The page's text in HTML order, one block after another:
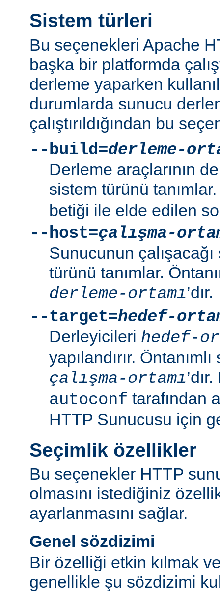
Sistem türleri
Bu seçenekleri Apache
başka bir platformda
derleme yaparken
durumlarda sunucu
çalıştırıldığından bu
--build=derleme-
Derleme araçlarının
sistem türünü
betiği ile elde edilen
--host=çalışma-
Sunucunun
türünü tanımlar.
derleme-ortamı’dır.
--target=hedef-
Derleyicileri hedef-
yapılandırır.
çalışma-ortamı
autoconf tarafından
HTTP Sunucusu için
Seçimlik özellikler
Bu seçenekler HTTP
olmasını istediğiniz
ayarlanmasını sağlar.
Genel sözdizimi
Bir özelliği etkin kılmak
genellikle şu sözdizimi